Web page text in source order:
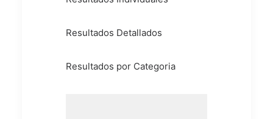
Resultados Detallados
Resultados por Categoria